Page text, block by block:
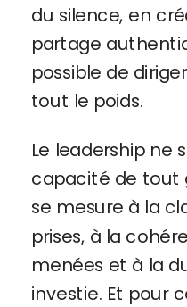
du silence, en
partage
possible de
tout le poids.
Le leadership ne
capacité de tout
se mesure à la
prises, à la
menées et à la
investie. Et pour